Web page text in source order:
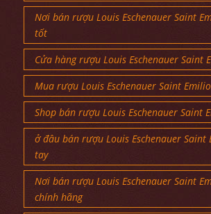
Nơi bán rượu Louis Eschenauer Saint
tốt
Cửa hàng rượu Louis Eschenauer Saint
Mua rượu Louis Eschenauer Saint
Shop bán rượu Louis Eschenauer Saint
ở đâu bán rượu Louis Eschenauer Saint
tay
Nơi bán rượu Louis Eschenauer Saint
chính hãng